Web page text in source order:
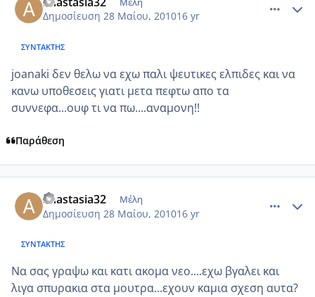
Δημοσίευση 28 Μαίου, 201016 yr
ΣΥΝΤΆΚΤΗΣ
joanaki δεν θελω να εχω παλι ψευτικες ελπιδες και να
κανω υποθεσεις γιατι μετα πεφτω απο τα
συννεφα...ουφ τι να πω....αναμονη!!
Παράθεση
anastasia32 Μέλη
Δημοσίευση 28 Μαίου, 201016 yr
ΣΥΝΤΆΚΤΗΣ
Να σας γραψω και κατι ακομα νεο....εχω βγαλει και
λιγα σπυρακια στα μουτρα...εχουν καμια σχεση αυτα?